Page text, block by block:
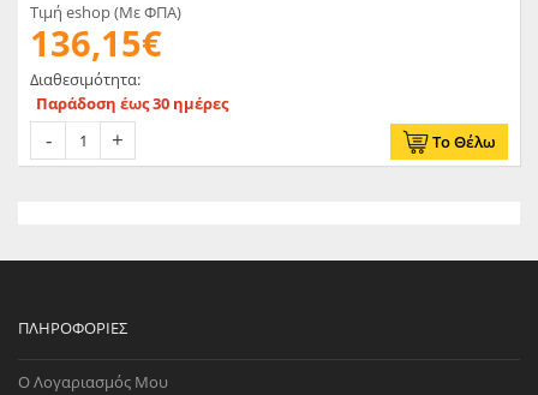
Τιμή eshop (Με ΦΠΑ)
136,15€
Διαθεσιμότητα:
Παράδοση έως 30 ημέρες
Το Θέλω
ΠΛΗΡΟΦΟΡΊΕΣ
Ο Λογαριασμός Μου